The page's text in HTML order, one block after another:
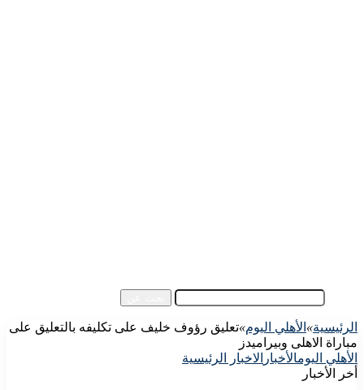
الرئيسية» الأهلي اليوم»تعليق رؤوف خليف على تكليفه بالتعليق على
مباراة الاهلى وبيراميدز
الأهلي اليومالأخبار الاخبار الرئيسية
أخر الأخبار